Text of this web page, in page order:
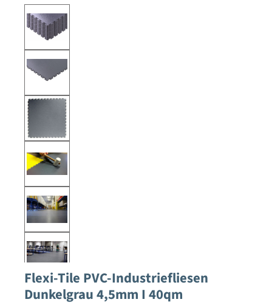
Flexi-Tile PVC-Industriefliesen
Dunkelgrau 4,5mm I 40qm